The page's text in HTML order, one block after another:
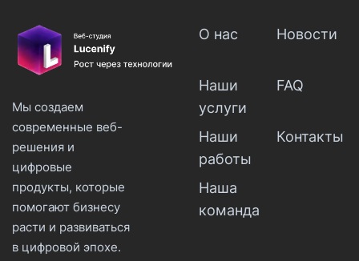
Мы создаем
современные веб-
решения и
цифровые
продукты, которые
помогают бизнесу
расти и развиваться
в цифровой эпохе.
О нас
Наши
услуги
Наши
работы
Наша
команда
Новости
FAQ
Контакты